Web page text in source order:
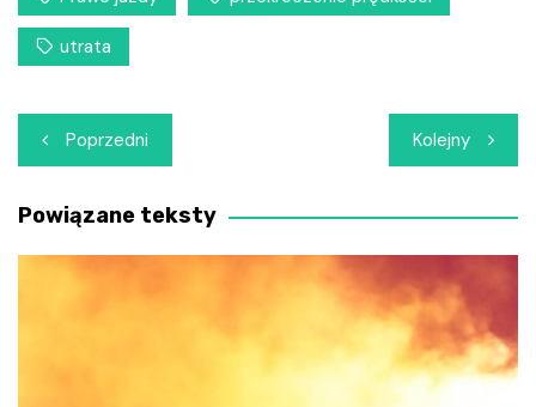
utrata
Nawigacja
wpisu
Poprzedni Kolejny
Powiązane teksty